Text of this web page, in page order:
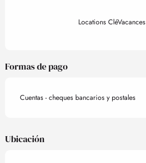
Locations CléVacances
Formas de pago
Cuentas - cheques bancarios y postales
Ubicación